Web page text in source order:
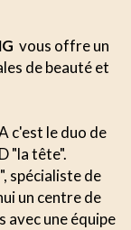
vous offre un
de beauté et
c'est le duo de
"la tête".
spécialiste de
un centre de
avec une équipe